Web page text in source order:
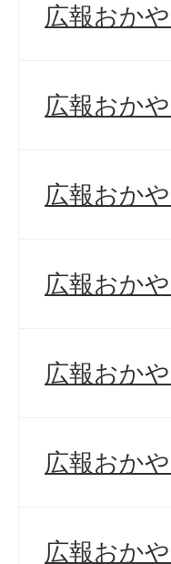
広報おか
広報おか
広報おか
広報おか
広報おか
広報おか
広報おか